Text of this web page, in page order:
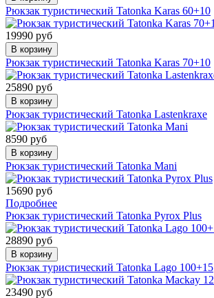
Рюкзак туристический Tatonka Karas 60+10
19990 руб
В корзину
Рюкзак туристический Tatonka Karas 70+10
25890 руб
В корзину
Рюкзак туристический Tatonka Lastenkraxe
8590 руб
В корзину
Рюкзак туристический Tatonka Mani
15690 руб
Подробнее
Рюкзак туристический Tatonka Pyrox Plus
28890 руб
В корзину
Рюкзак туристический Tatonka Lago 100+15
23490 руб